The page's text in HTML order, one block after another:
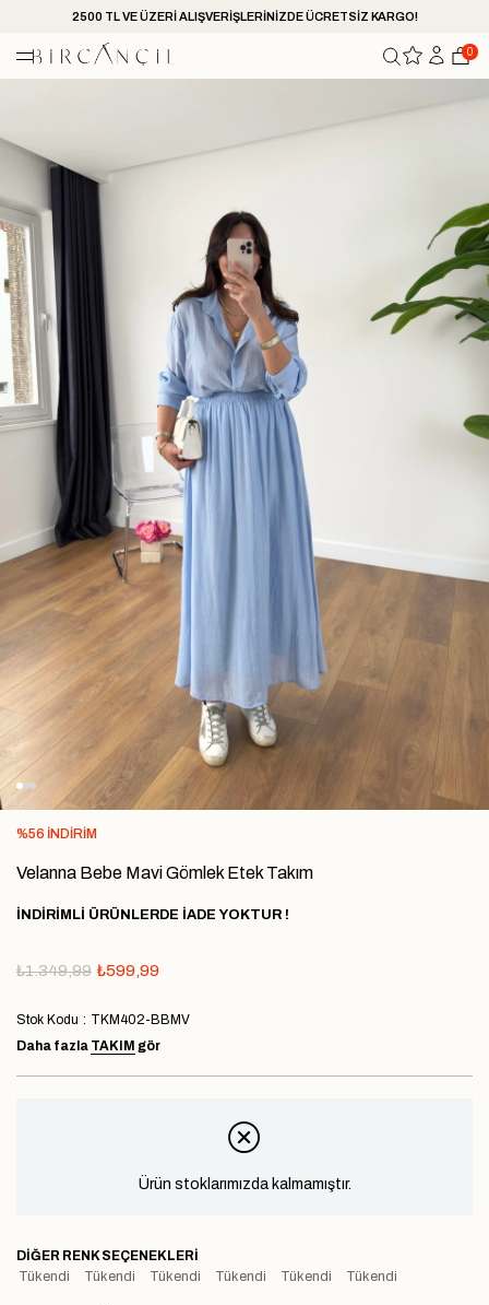
2500 TL VE ÜZERİ ALIŞVERİŞLERİNİZDE ÜCRETSİZ KARGO!
0
%56 İNDIRIM
Velanna Bebe Mavi Gömlek Etek Takım
İNDİRİMLİ ÜRÜNLERDE İADE YOKTUR !
₺1.349,99 ₺599,99
Stok Kodu
TKM402-BBMV
Daha fazla TAKIM gör
Ürün stoklarımızda kalmamıştır.
DIĞER RENK SEÇENEKLERI
Tükendi
Tükendi Tükendi Tükendi Tükendi Tükendi